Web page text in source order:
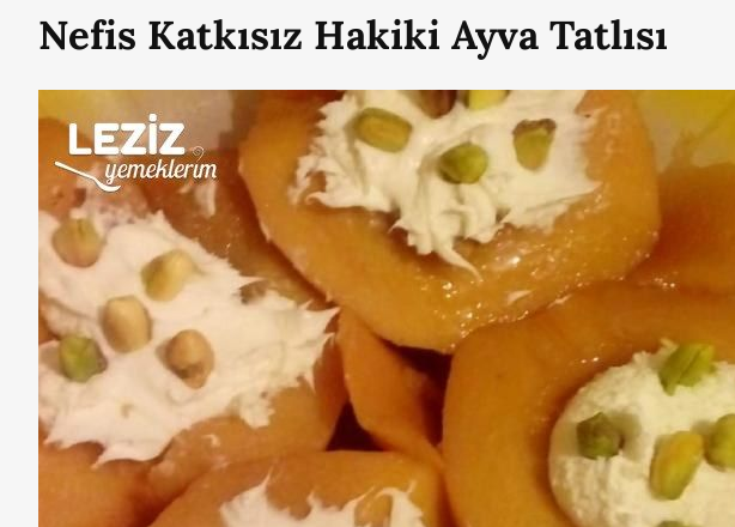
Nefis Katkısız Hakiki Ayva Tatlısı